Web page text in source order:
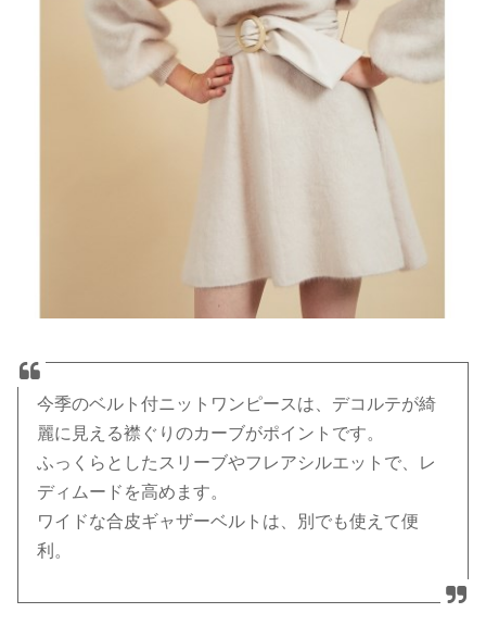
今季のベルト付ニットワンピースは、デコルテが綺
麗に見える襟ぐりのカーブがポイントです。
ふっくらとしたスリーブやフレアシルエットで、レ
ディムードを高めます。
ワイドな合皮ギャザーベルトは、別でも使えて便
利。